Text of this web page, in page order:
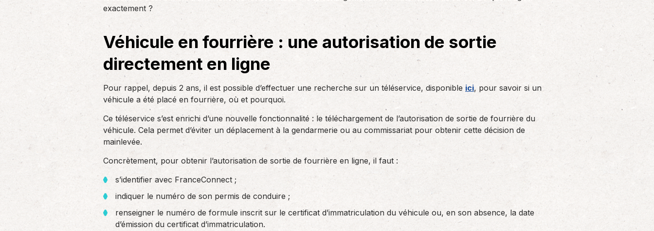
un nouvel associé…
de producteurs ou…
Accompagnement des
En tant qu’employeur, vous êtes soumis
à des obligations et à une légalisation
Solutions informatiques
Notre volonté de renforcer l’autonomie
de nos adhérents dans la tenue de leur
comptabilité et le…
exactement ?
Véhicule en fourrière : une autorisation de sortie
directement en ligne
Pour rappel, depuis 2 ans, il est possible d’effectuer une recherche sur un téléservice, disponible ici, pour savoir si un
véhicule a été placé en fourrière, où et pourquoi.
Ce téléservice s’est enrichi d’une nouvelle fonctionnalité : le téléchargement de l’autorisation de sortie de fourrière du
véhicule. Cela permet d’éviter un déplacement à la gendarmerie ou au commissariat pour obtenir cette décision de
mainlevée.
Concrètement, pour obtenir l’autorisation de sortie de fourrière en ligne, il faut :
s’identifier avec FranceConnect ;
indiquer le numéro de son permis de conduire ;
renseigner le numéro de formule inscrit sur le certificat d’immatriculation du véhicule ou, en son absence, la date
d’émission du certificat d’immatriculation.